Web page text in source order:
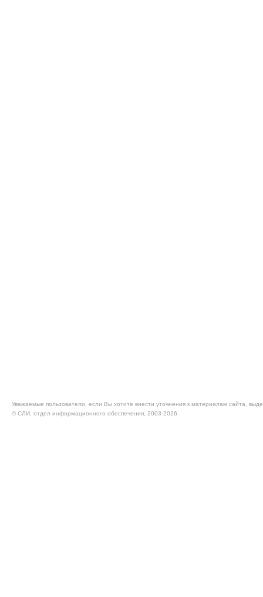
Уважаемые пользователи, если Вы хотите внести уточнения к материалам сайта,
© CЛИ, отдел информационного обеспечения, 2003-2026